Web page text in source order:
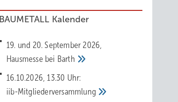
BAUMETALL Kalender
19. und 20. September 2026,
Hausmesse bei Barth
16.10.2026, 13.30 Uhr:
iib-Mitgliederversammlung